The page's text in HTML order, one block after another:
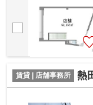
賃貸 | 店舗事務所 熱